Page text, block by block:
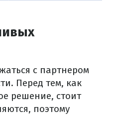
с партнером
Перед тем, как
решение, стоит
поэтому